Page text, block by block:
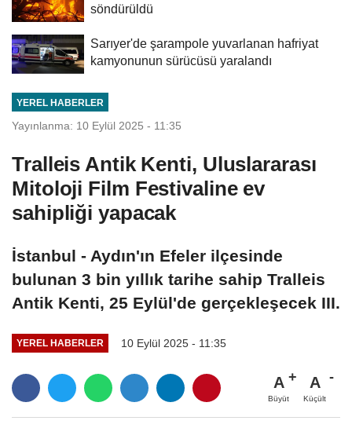
söndürüldü
Sarıyer'de şarampole yuvarlanan hafriyat
kamyonunun sürücüsü yaralandı
YEREL HABERLER
Yayınlanma: 10 Eylül 2025 - 11:35
Tralleis Antik Kenti, Uluslararası
Mitoloji Film Festivaline ev
sahipliği yapacak
İstanbul - Aydın'ın Efeler ilçesinde
bulunan 3 bin yıllık tarihe sahip Tralleis
Antik Kenti, 25 Eylül'de gerçekleşecek III.
YEREL HABERLER 10 Eylül 2025 - 11:35
A
Büyüt
A
Küçült